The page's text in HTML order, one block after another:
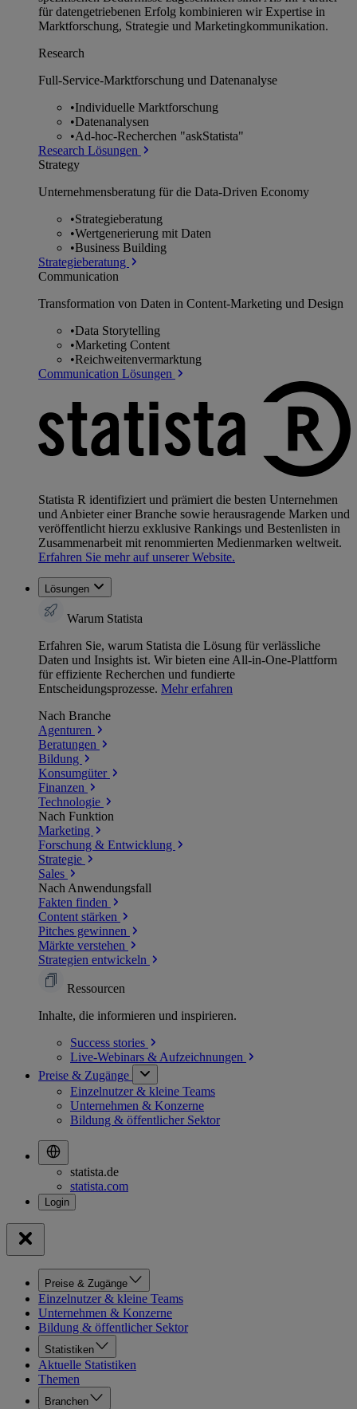
für datengetriebenen Erfolg kombinieren wir Expertise in
Marktforschung, Strategie und Marketingkommunikation.
Research
Full-Service-Marktforschung und Datenanalyse
•Individuelle Marktforschung
•Datenanalysen
•Ad-hoc-Recherchen "askStatista"
Research Lösungen
Strategy
Unternehmens­beratung für die Data-Driven Economy
•Strategieberatung
•Wertgenerierung mit Daten
•Business Building
Strategieberatung
Communication
Transformation von Daten in Content-Marketing und Design
•Data Storytelling
•Marketing Content
•Reichweitenvermarktung
Communication Lösungen
Statista R identifiziert und prämiert die besten Unternehmen
und Anbieter einer Branche sowie herausragende Marken und
veröffentlicht hierzu exklusive Rankings und Bestenlisten in
Zusammenarbeit mit renommierten Medienmarken weltweit.
Erfahren Sie mehr auf unserer Website.
Lösungen
Warum Statista
Erfahren Sie, warum Statista die Lösung für verlässliche
Daten und Insights ist. Wir bieten eine All-in-One-Plattform
für effiziente Recherchen und fundierte
Entscheidungsprozesse. Mehr erfahren
Nach Branche
Agenturen
Beratungen
Bildung
Konsumgüter
Finanzen
Technologie
Nach Funktion
Marketing
Forschung & Entwicklung
Strategie
Sales
Nach Anwendungsfall
Fakten finden
Content stärken
Pitches gewinnen
Märkte verstehen
Strategien entwickeln
Ressourcen
Inhalte, die informieren und inspirieren.
Success stories
Live-Webinars & Aufzeichnungen
Preise & Zugänge
Einzelnutzer & kleine Teams
Unternehmen & Konzerne
Bildung & öffentlicher Sektor
statista.de
statista.com
Preise & Zugänge
Einzelnutzer & kleine Teams
Unternehmen & Konzerne
Bildung & öffentlicher Sektor
Statistiken
Aktuelle Statistiken
Themen
Branchen